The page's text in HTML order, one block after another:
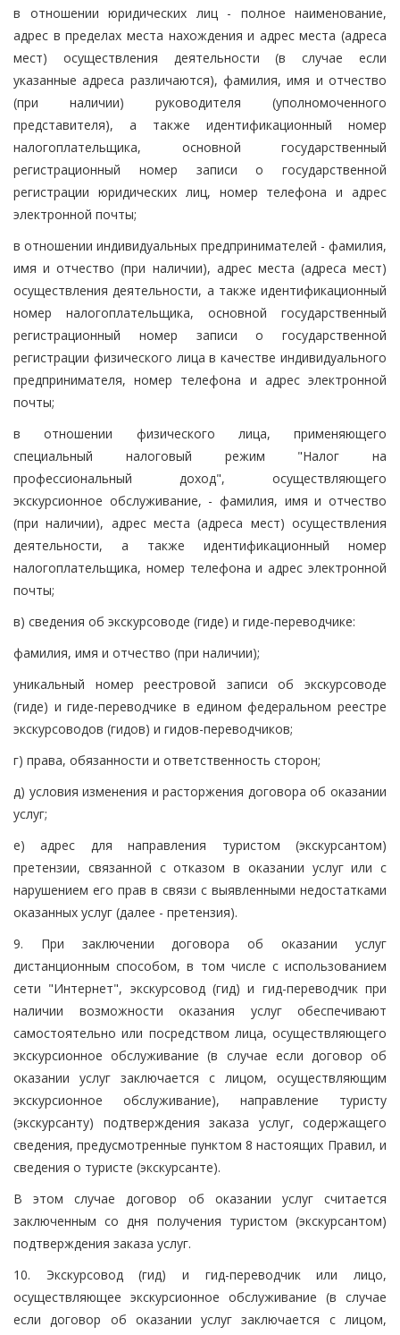
в отношении юридических лиц - полное наименование,
адрес в пределах места нахождения и адрес места (адреса
мест) осуществления деятельности (в случае если
указанные адреса различаются), фамилия, имя и отчество
(при наличии) руководителя (уполномоченного
представителя), а также идентификационный номер
налогоплательщика, основной государственный
регистрационный номер записи о государственной
регистрации юридических лиц, номер телефона и адрес
электронной почты;
в отношении индивидуальных предпринимателей - фамилия,
имя и отчество (при наличии), адрес места (адреса мест)
осуществления деятельности, а также идентификационный
номер налогоплательщика, основной государственный
регистрационный номер записи о государственной
регистрации физического лица в качестве индивидуального
предпринимателя, номер телефона и адрес электронной
почты;
в отношении физического лица, применяющего
специальный налоговый режим "Налог на
профессиональный доход", осуществляющего
экскурсионное обслуживание, - фамилия, имя и отчество
(при наличии), адрес места (адреса мест) осуществления
деятельности, а также идентификационный номер
налогоплательщика, номер телефона и адрес электронной
почты;
в) сведения об экскурсоводе (гиде) и гиде-переводчике:
фамилия, имя и отчество (при наличии);
уникальный номер реестровой записи об экскурсоводе
(гиде) и гиде-переводчике в едином федеральном реестре
экскурсоводов (гидов) и гидов-переводчиков;
г) права, обязанности и ответственность сторон;
д) условия изменения и расторжения договора об оказании
услуг;
е) адрес для направления туристом (экскурсантом)
претензии, связанной с отказом в оказании услуг или с
нарушением его прав в связи с выявленными недостатками
оказанных услуг (далее - претензия).
9. При заключении договора об оказании услуг
дистанционным способом, в том числе с использованием
сети "Интернет", экскурсовод (гид) и гид-переводчик при
наличии возможности оказания услуг обеспечивают
самостоятельно или посредством лица, осуществляющего
экскурсионное обслуживание (в случае если договор об
оказании услуг заключается с лицом, осуществляющим
экскурсионное обслуживание), направление туристу
(экскурсанту) подтверждения заказа услуг, содержащего
сведения, предусмотренные пунктом 8 настоящих Правил, и
сведения о туристе (экскурсанте).
В этом случае договор об оказании услуг считается
заключенным со дня получения туристом (экскурсантом)
подтверждения заказа услуг.
10. Экскурсовод (гид) и гид-переводчик или лицо,
осуществляющее экскурсионное обслуживание (в случае
если договор об оказании услуг заключается с лицом,